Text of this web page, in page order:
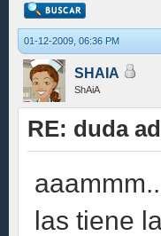
01-12-2009, 06:36 PM
SHAIA
ShAiA
RE: duda
las tiene